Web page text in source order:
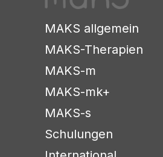
MAKS allgemein
MAKS-Therapien
MAKS-m
MAKS-mk+
MAKS-s
Schulungen